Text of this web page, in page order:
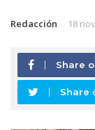
Redacción 18
Share
Share